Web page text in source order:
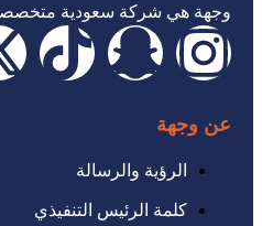
وجهة هي شركة سعودية
عن وجهة
الرؤية والرسالة
كلمة الرئيس التنفيذي